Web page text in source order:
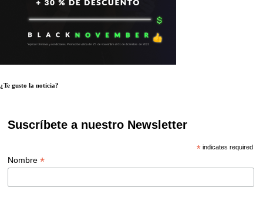
¿Te gusto la noticia?
Suscríbete a nuestro Newsletter
*indicates required
Nombre*